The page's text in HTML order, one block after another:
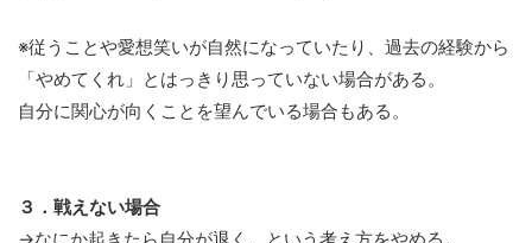
※従うことや愛想笑いが自然になっていたり、過去の経験から
「やめてくれ」とはっきり思っていない場合がある。
自分に関心が向くことを望んでいる場合もある。
３．戦えない場合